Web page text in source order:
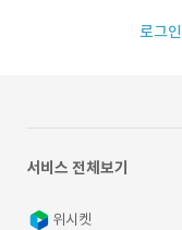
로그인
서비스 전체보기
위시켓